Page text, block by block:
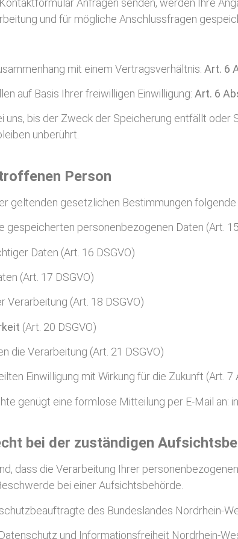
Anfragen senden, werden Ihre
und für mögliche Anschlussfragen
mit einem Vertragsverhältnis: Art. 6
auf Basis Ihrer freiwilligen Einwilligung: Art. 6
uns, bis der Zweck der Speicherung entfällt oder
unberührt.
Person
geltenden gesetzlichen Bestimmungen folgende
gespeicherten personenbezogenen Daten (Art.
Daten (Art. 16 DSGVO)
(Art. 17 DSGVO)
Verarbeitung (Art. 18 DSGVO)
(Art. 20 DSGVO)
die Verarbeitung (Art. 21 DSGVO)
Einwilligung mit Wirkung für die Zukunft (Art. 7
genügt eine formlose Mitteilung per E-Mail an:
bei der zuständigen
dass die Verarbeitung Ihrer
bei einer Aufsichtsbehörde.
des Bundeslandes Nordrhein-
und Informationsfreiheit Nordrhein-